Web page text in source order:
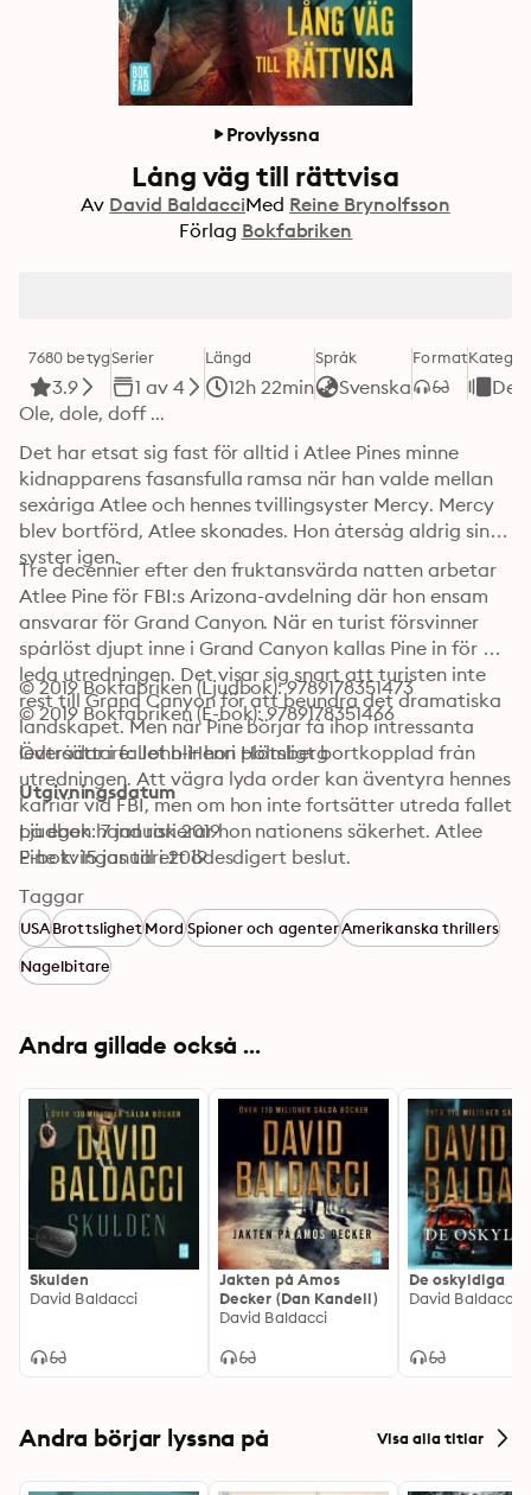
Provlyssna
Lång väg till rättvisa
Av David BaldacciMed Reine Brynolfsson
Förlag Bokfabriken
7680 betyg
3.9
Serier
1 av 4
Längd
12h 22min
Språk
Svenska
Format
Ole, dole, doff ...
Det har etsat sig fast för alltid i Atlee Pines minne
kidnapparens fasansfulla ramsa när han valde mellan
sexåriga Atlee och hennes tvillingsyster Mercy. Mercy
blev bortförd, Atlee skonades. Hon återsåg aldrig sin
syster igen.
Tre decennier efter den fruktansvärda natten arbetar
Atlee Pine för FBI:s Arizona-avdelning där hon ensam
ansvarar för Grand Canyon. När en turist försvinner
spårlöst djupt inne i Grand Canyon kallas Pine in för att
leda utredningen. Det visar sig snart att turisten inte
rest till Grand Canyon för att beundra det dramatiska
landskapet. Men när Pine börjar få ihop intressanta
ledtrådar i fallet blir hon plötsligt bortkopplad från
utredningen. Att vägra lyda order kan äventyra hennes
karriär vid FBI, men om hon inte fortsätter utreda fallet
på egen hand riskerar hon nationens säkerhet. Atlee
Pine tvingas till ett ödesdigert beslut.
© 2019 Bokfabriken (Ljudbok): 9789178351473
© 2019 Bokfabriken (E-bok): 9789178351466
Översättare: John-Henri Holmberg
Utgivningsdatum
Ljudbok: 7 januari 2019
E-bok: 15 januari 2019
Taggar
USABrottslighetMordSpioner och agenterAmerikanska thrillers
Nagelbitare
Andra gillade också ...
Skulden
David Baldacci
Jakten på Amos
Decker (Dan Kandell)
David Baldacci
De oskyldiga
David Baldacci
Andra börjar lyssna på Visa alla titlar